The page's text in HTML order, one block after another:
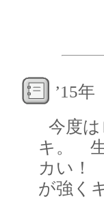
’15
今度
キ。 生
カい！
が強く